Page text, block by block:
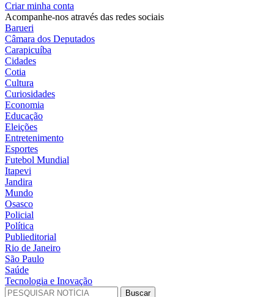
Criar minha conta
Acompanhe-nos através das redes sociais
Barueri
Câmara dos Deputados
Carapicuíba
Cidades
Cotia
Cultura
Curiosidades
Economia
Educação
Eleições
Entretenimento
Esportes
Futebol Mundial
Itapevi
Jandira
Mundo
Osasco
Policial
Política
Publieditorial
Rio de Janeiro
São Paulo
Saúde
Tecnologia e Inovação